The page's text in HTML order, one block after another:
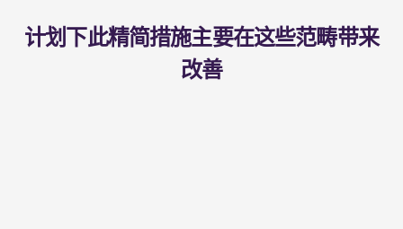
计划下此精简措施主要在这些范畴带来
改善